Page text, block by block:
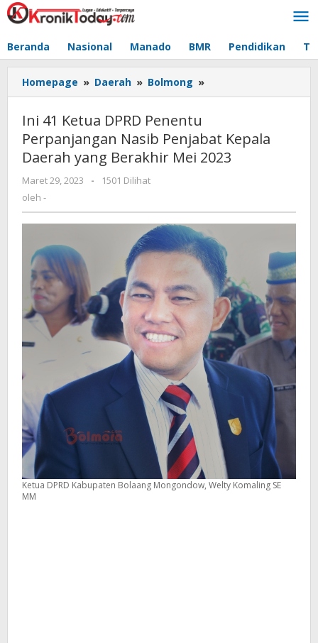
Lewati
ke
Beranda Nasional Manado BMR Pendidikan
Homepage » Daerah » Bolmong »
41
Penentu
Perpanjangan
Daerah
Berakhir
Mei
2023
Ini 41 Ketua DPRD Penentu
Perpanjangan Nasib Penjabat Kepala
Daerah yang Berakhir Mei 2023
Maret 29, 2023
oleh
-
1501 Dilihat
oleh -
Ketua DPRD Kabupaten Bolaang Mongondow, Welty Komaling SE
MM